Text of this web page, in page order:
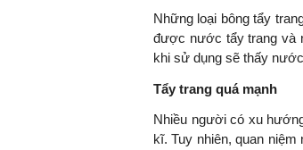
Những loại bông tẩy
được nước tẩy trang và
khi sử dụng sẽ thấy
Tẩy trang quá mạnh
Nhiều người có xu
kĩ. Tuy nhiên, quan